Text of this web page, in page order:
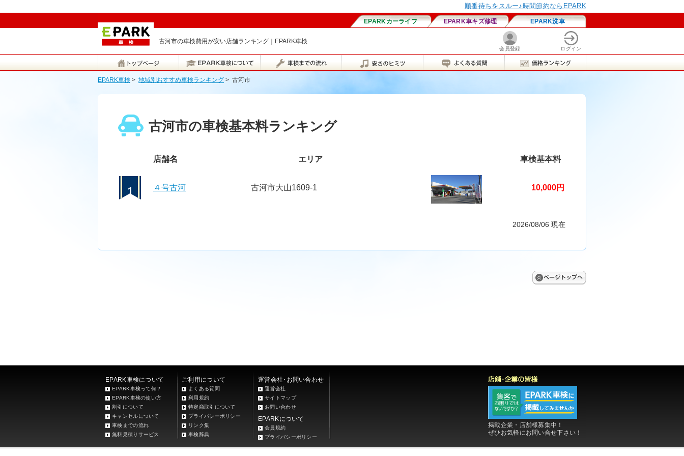
古河市の車検費用が安い店舗ランキング｜EPARK車検
EPARK車検 > 地域別おすすめ車検ランキング > 古河市
古河市の車検基本料ランキング
店舗名 エリア 車検基本料
1 ４号古河 古河市大山1609-1 10,000円
2026/08/06 現在